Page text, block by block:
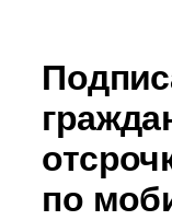
по